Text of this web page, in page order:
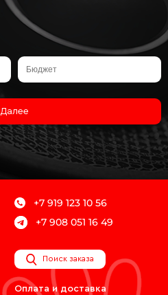
Далее
+7 919 123 10 56
+7 908 051 16 49
Поиск заказа
Оплата и доставка